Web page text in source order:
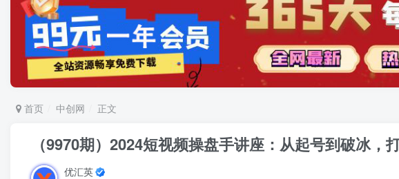
首页 中创网 正文
（9970期）2024短视频操盘手讲座：从起号到破冰，
优汇英